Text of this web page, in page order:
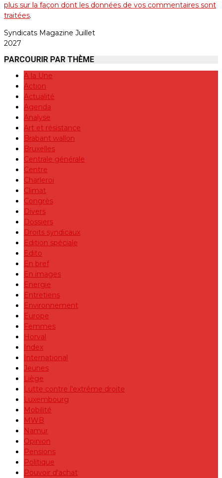
plus sur la façon dont les données de vos commentaires sont
traitées.
Syndicats Magazine Juillet
2027
PARCOURIR PAR THÈME
A la Une
Action
Actualité
Agenda
Analyse
Art et résistance
Brabant wallon
Bruxelles
Centrale générale
Centre
Charleroi
Climat
Congrès
Divers
Dossiers
Droits syndicaux
Edition spéciale
Edito
En bref
En images
Energie
Entretiens
Environnement
Europe
Femmes
Horval
Index
International
Jeunes
Liège
Lutte contre l'extrême droite
Luxembourg
Mobilité
MWB
Namur
Opinion
Pensions
Politique
Pouvoir d'achat